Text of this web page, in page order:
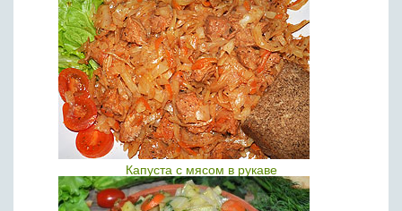
Капуста с мясом в рукаве